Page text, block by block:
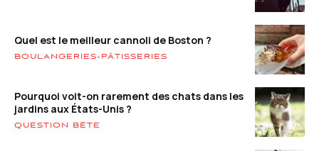
Quel est le meilleur cannoli de Boston ?
BOULANGERIES-PÂTISSERIES
Pourquoi voit-on rarement des chats dans les
jardins aux États-Unis ?
QUESTION BÊTE